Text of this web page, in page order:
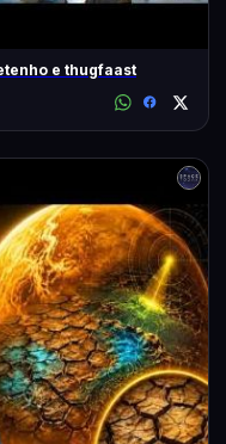
e thugfaast